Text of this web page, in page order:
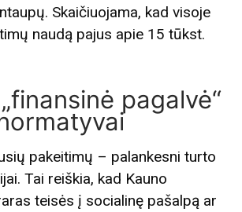
Skaičiuojama, kad visoje
naudą pajus apie 15 tūkst.
pagalvė“
pakeitimų – palankesni turto
Tai reiškia, kad Kauno
teisės į socialinę pašalpą ar